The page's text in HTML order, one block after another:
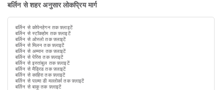
बर्लिन से शहर अनुसार लोकप्रिय मार्ग
बर्लिन से कोपेनहेगन तक फ़्लाइटें
बर्लिन से स्टॉकहोम तक फ़्लाइटें
बर्लिन से ओस्लो तक फ़्लाइटें
बर्लिन से मिलन तक फ़्लाइटें
बर्लिन से अम्मान तक फ़्लाइटें
बर्लिन से पेरिस तक फ़्लाइटें
बर्लिन से इस्तांबुल तक फ़्लाइटें
बर्लिन से मैड्रिड तक फ़्लाइटें
बर्लिन से काहिरा तक फ़्लाइटें
बर्लिन से पाल्मा डी मल्लोर्का तक फ़्लाइटें
बर्लिन से बाकू तक फ़्लाइटें